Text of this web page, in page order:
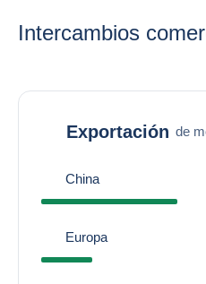
Intercambios
Exportación de
China
Europa